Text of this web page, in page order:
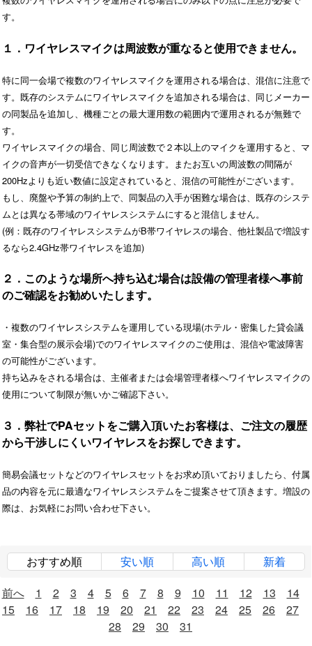
す。
１．ワイヤレスマイクは周波数が重なると使用できません。
特に同一会場で複数のワイヤレスマイクを運用される場合は、混信に注意で
す。既存のシステムにワイヤレスマイクを追加される場合は、同じメーカー
の同製品を追加し、機種ごとの最大運用数の範囲内で運用されるが無難で
す。
ワイヤレスマイクの場合、同じ周波数で２本以上のマイクを運用すると、マ
イクの音声が一切受信できなくなります。またお互いの周波数の間隔が
200Hzよりも近い数値に設定されていると、混信の可能性がございます。
もし、廃盤や予算の制約上で、同製品の入手が困難な場合は、既存のシステ
ムとは異なる帯域のワイヤレスシステムにすると混信しません。
(例：既存のワイヤレスシステムがB帯ワイヤレスの場合、他社製品で増設す
るなら2.4GHz帯ワイヤレスを追加)
２．このような場所へ持ち込む場合は設備の管理者様へ事前
のご確認をお勧めいたします。
・複数のワイヤレスシステムを運用している現場(ホテル・密集した貸会議
室・集合型の展示会場)でのワイヤレスマイクのご使用は、混信や電波障害
の可能性がございます。
持ち込みをされる場合は、主催者または会場管理者様へワイヤレスマイクの
使用について制限が無いかご確認下さい。
３．弊社でPAセットをご購入頂いたお客様は、ご注文の履歴
から干渉しにくいワイヤレスをお探しできます。
簡易会議セットなどのワイヤレスセットをお求め頂いておりましたら、付属
品の内容を元に最適なワイヤレスシステムをご提案させて頂きます。増設の
際は、お気軽にお問い合わせ下さい。
おすすめ順 安い順 高い順
新着
前へ
1 2 3 4 5 6 7 8 9 10 11 12 13
14
15
16 17 18 19 20 21 22 23 24 25 26
27
28
29 30 31